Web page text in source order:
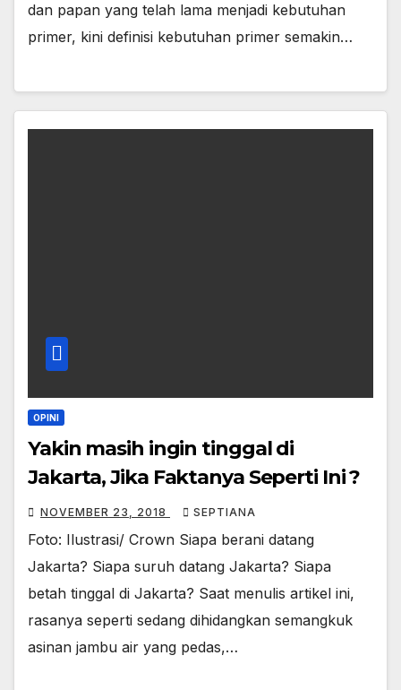
dan papan yang telah lama menjadi kebutuhan
primer, kini definisi kebutuhan primer semakin…
OPINI
Yakin masih ingin tinggal di
Jakarta, Jika Faktanya Seperti Ini ?
NOVEMBER 23, 2018 SEPTIANA
Foto: Ilustrasi/ Crown Siapa berani datang
Jakarta? Siapa suruh datang Jakarta? Siapa
betah tinggal di Jakarta? Saat menulis artikel ini,
rasanya seperti sedang dihidangkan semangkuk
asinan jambu air yang pedas,…